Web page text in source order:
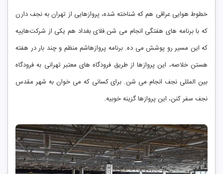
خطوط هوایی عراقی هم که شناخته شده، پروازهایی از تهران به نجف دارن
که با برنامه ‌های هفتگی انجام می‌ شن.فلای بغداد هم یکی از شرکت‌هاییه
که این مسیر رو پوشش می‌ ده. برنامه پروازهاشم منظم و چند بار در هفته
هستن خلاصه، این پروازها از طریق فرودگاه های معتبر تهرانی به فرودگاه
بین ‌المللی نجف انجام می ‌شن. برای کسانی که می ‌خوان به شهر مقدس
نجف سفر کنن، این پروازها گزینه خوبیه.